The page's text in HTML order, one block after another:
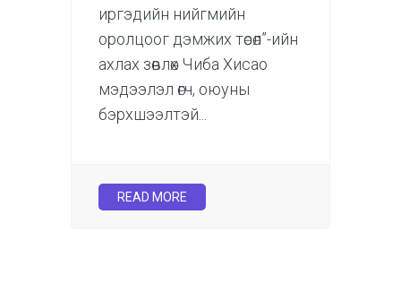
иргэдийн нийгмийн
оролцоог дэмжих төсөл”-ийн
ахлах зөвлөх Чиба Хисао
мэдээлэл өгч, оюуны
бэрхшээлтэй...
READ MORE